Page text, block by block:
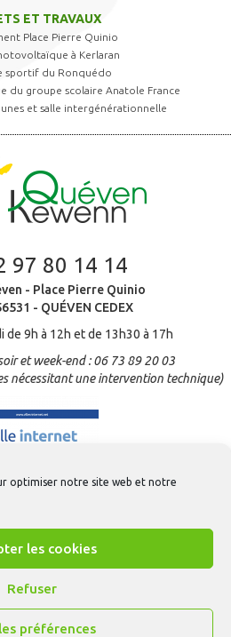
optimiser notre site web et notre
les cookies
Refuser
préférences
ET TRAVAUX
Place Pierre Quinio
à Kerlaran
sportif du Ronquédo
du groupe scolaire Anatole France
et salle intergénérationnelle
97 80 14 14
- Place Pierre Quinio
- QUÉVEN CEDEX
de 9h à 12h et de 13h30 à 17h
et week-end : 06 73 89 20 03
nécessitant une intervention technique)